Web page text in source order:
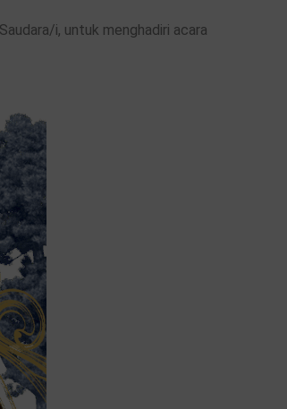
i, untuk menghadiri acara